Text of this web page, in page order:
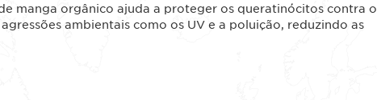
manga orgânico ajuda a proteger os queratinócitos contra o
ambientais como os UV e a poluição, reduzindo as